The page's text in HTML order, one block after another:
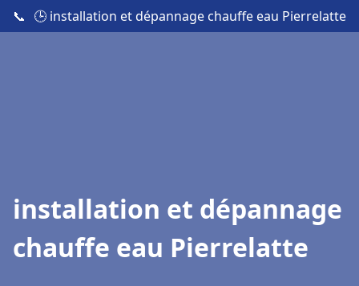
📞 🕒 installation et dépannage chauffe eau Pierrelatte
installation et dépannage
chauffe eau Pierrelatte